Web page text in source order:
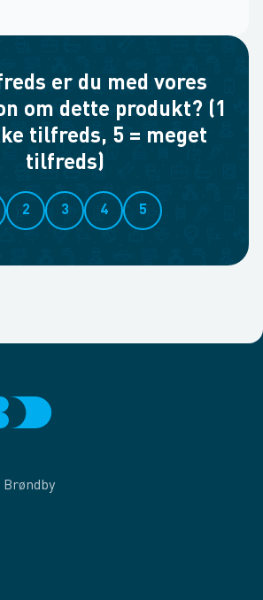
er du med vores
om dette produkt? (1
tilfreds, 5 = meget
tilfreds)
2 3 4 5
Brøndby